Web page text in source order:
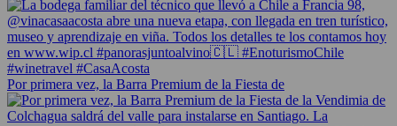
Por primera vez, la Barra Premium de la Fiesta de